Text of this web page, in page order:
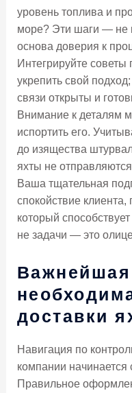
уровень топлива и
море? Эти шаги — не
основа доверия к
Интегрируйте
укрепить свой
связи открыты и
Внимание к деталям
испортить его.
до изящества
яхты не
Ваша тщательная
спокойствие
который
не задачи — это
доставки
Навигация по
компании
Правильное